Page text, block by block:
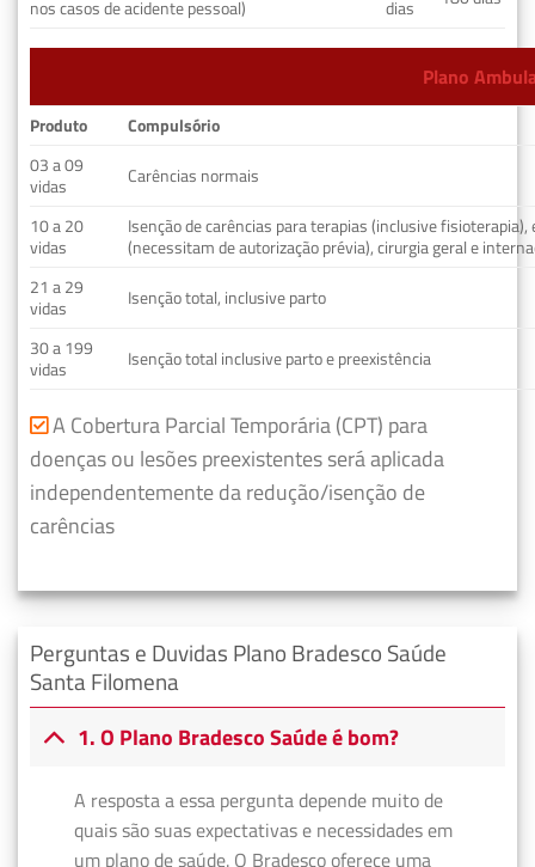
nos casos de acidente pessoal)
dias
Plano
Produto
Compulsório
03 a 09
vidas
Carências normais
10 a 20
vidas
Isenção de carências para terapias (inclusive fisioterapia),
(necessitam de autorização prévia), cirurgia geral e
21 a 29
vidas
Isenção total, inclusive parto
30 a 199
vidas
Isenção total inclusive parto e preexistência
A Cobertura Parcial Temporária (CPT) para
doenças ou lesões preexistentes será aplicada
independentemente da redução/isenção de
carências
Perguntas e Duvidas Plano Bradesco Saúde
Santa Filomena
1. O Plano Bradesco Saúde é bom?
A resposta a essa pergunta depende muito de
quais são suas expectativas e necessidades em
um plano de saúde. O Bradesco oferece uma